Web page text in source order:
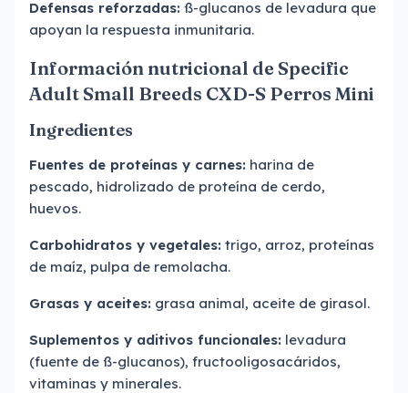
Defensas reforzadas: ß-glucanos de levadura que
apoyan la respuesta inmunitaria.
Información nutricional de Specific
Adult Small Breeds CXD-S Perros Mini
Ingredientes
Fuentes de proteínas y carnes: harina de
pescado, hidrolizado de proteína de cerdo,
huevos.
Carbohidratos y vegetales: trigo, arroz, proteínas
de maíz, pulpa de remolacha.
Grasas y aceites: grasa animal, aceite de girasol.
Suplementos y aditivos funcionales: levadura
(fuente de ß-glucanos), fructooligosacáridos,
vitaminas y minerales.